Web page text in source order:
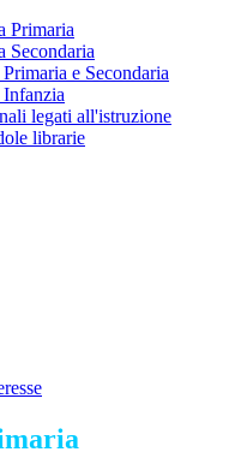
Primaria
Secondaria
e Secondaria
legati all'istruzione
librarie